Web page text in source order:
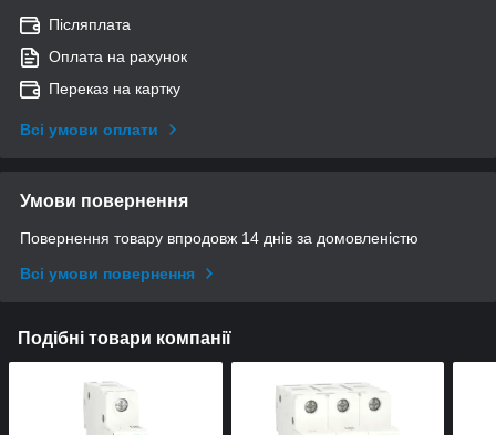
Післяплата
Оплата на рахунок
Переказ на картку
Всі умови оплати
Умови повернення
Повернення товару впродовж 14 днів за домовленістю
Всі умови повернення
Подібні товари компанії